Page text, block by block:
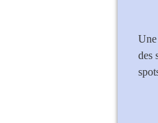
Une
des